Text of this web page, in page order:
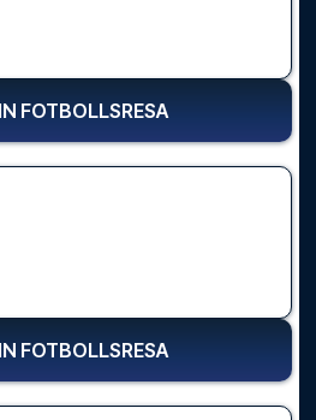
FOTBOLLSRESA
FOTBOLLSRESA